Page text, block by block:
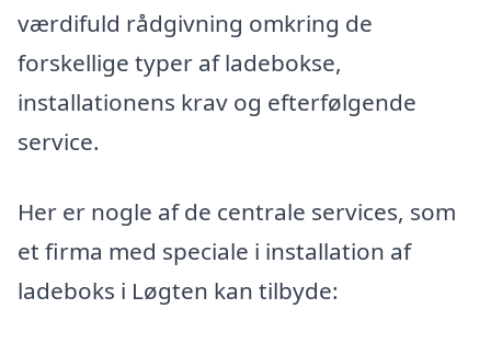
værdifuld rådgivning omkring de
forskellige typer af ladebokse,
installationens krav og efterfølgende
service.
Her er nogle af de centrale services, som
et firma med speciale i installation af
ladeboks i Løgten kan tilbyde: